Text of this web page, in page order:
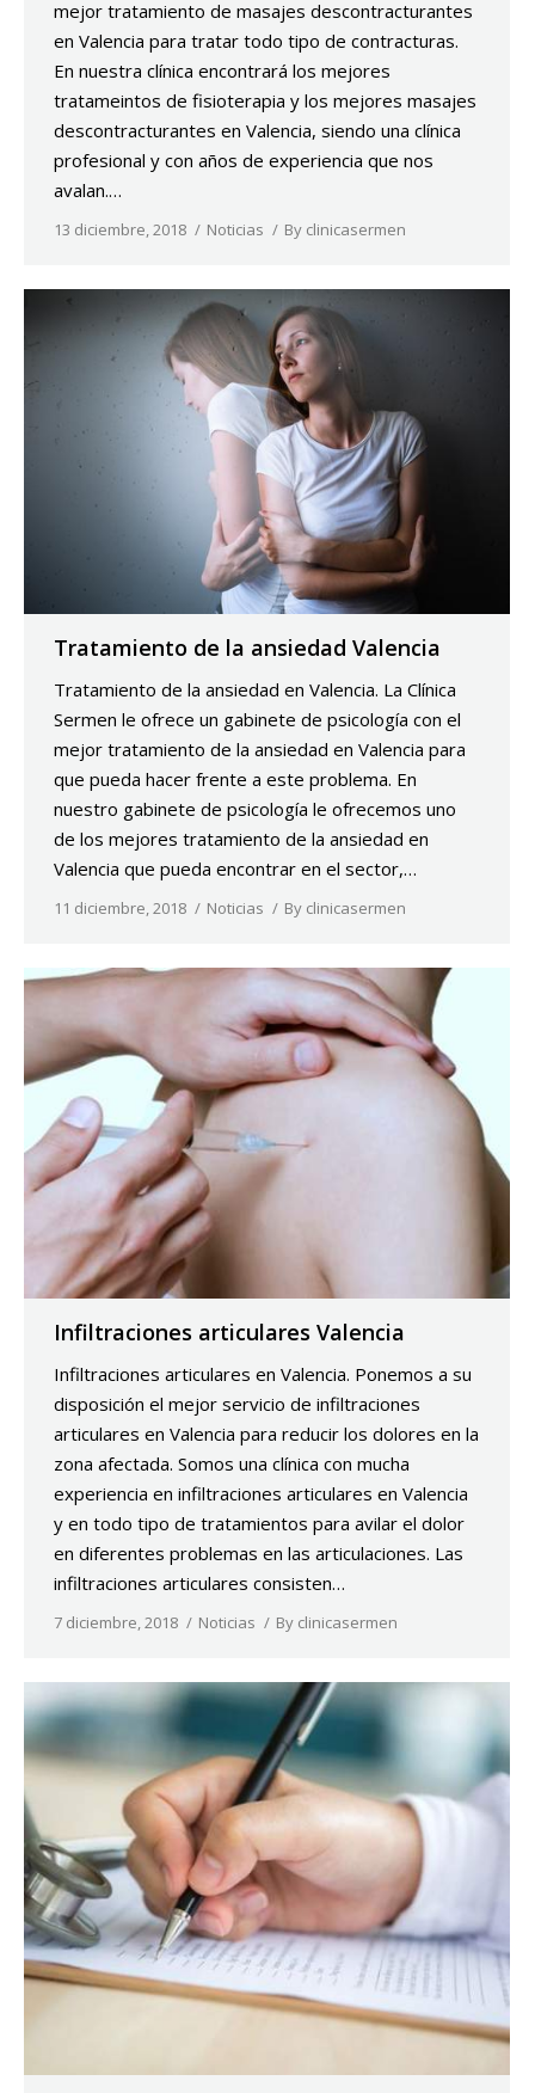
mejor tratamiento de masajes descontracturantes
en Valencia para tratar todo tipo de contracturas.
En nuestra clínica encontrará los mejores
tratameintos de fisioterapia y los mejores masajes
descontracturantes en Valencia, siendo una clínica
profesional y con años de experiencia que nos
avalan.…
13 diciembre, 2018 Noticias By clinicasermen
Tratamiento de la ansiedad Valencia
Tratamiento de la ansiedad en Valencia. La Clínica
Sermen le ofrece un gabinete de psicología con el
mejor tratamiento de la ansiedad en Valencia para
que pueda hacer frente a este problema. En
nuestro gabinete de psicología le ofrecemos uno
de los mejores tratamiento de la ansiedad en
Valencia que pueda encontrar en el sector,…
11 diciembre, 2018 Noticias By clinicasermen
Infiltraciones articulares Valencia
Infiltraciones articulares en Valencia. Ponemos a su
disposición el mejor servicio de infiltraciones
articulares en Valencia para reducir los dolores en la
zona afectada. Somos una clínica con mucha
experiencia en infiltraciones articulares en Valencia
y en todo tipo de tratamientos para avilar el dolor
en diferentes problemas en las articulaciones. Las
infiltraciones articulares consisten…
7 diciembre, 2018 Noticias By clinicasermen